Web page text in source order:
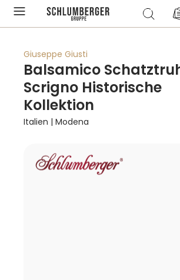
springen
Giuseppe Giusti
Balsamico
Scrigno Historische
Kollektion
Italien | Modena
Bildergalerie überspringen